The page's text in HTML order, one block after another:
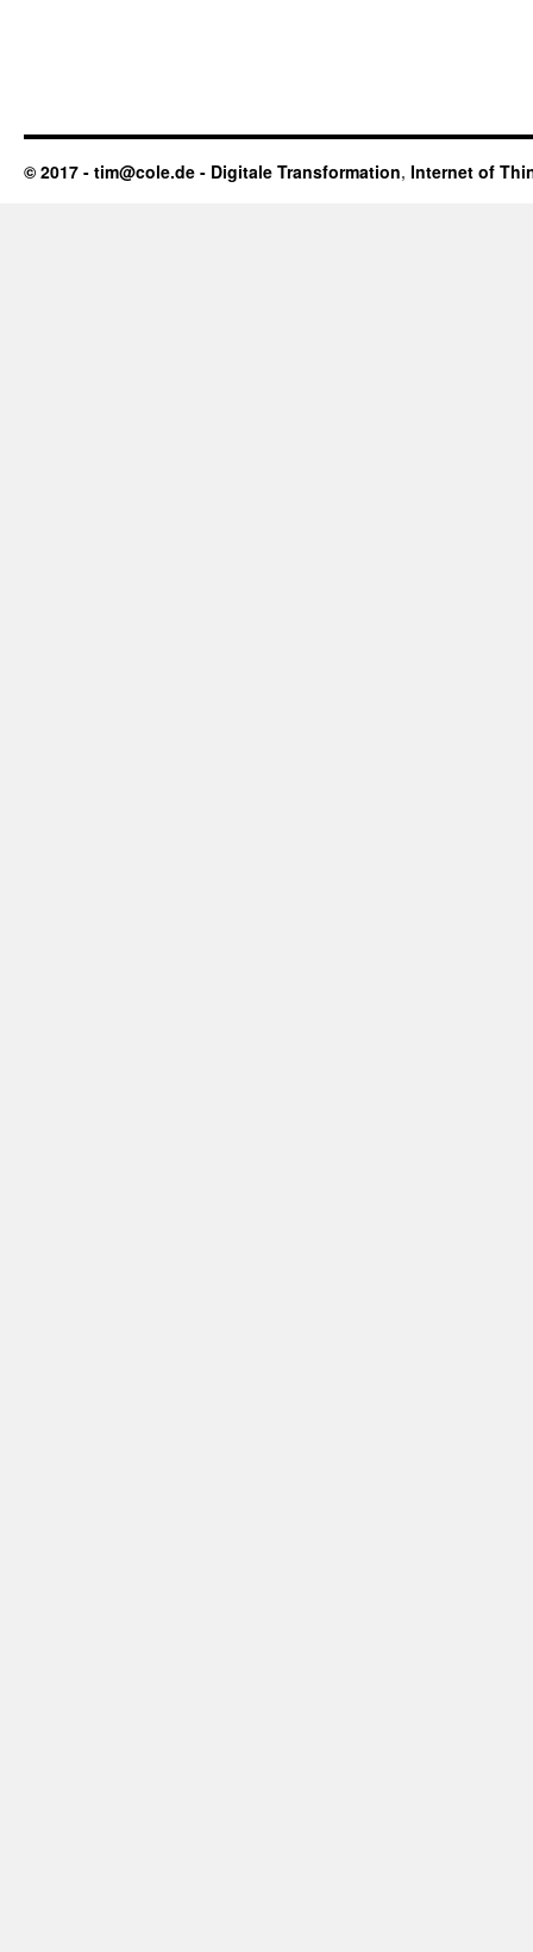
© 2017 - tim@cole.de - Digitale Transformation, Internet of